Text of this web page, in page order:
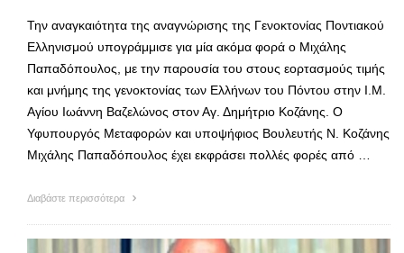
Την αναγκαιότητα της αναγνώρισης της Γενοκτονίας Ποντιακού
Ελληνισμού υπογράμμισε για μία ακόμα φορά ο Μιχάλης
Παπαδόπουλος, με την παρουσία του στους εορτασμούς τιμής
και μνήμης της γενοκτονίας των Ελλήνων του Πόντου στην Ι.Μ.
Αγίου Ιωάννη Βαζελώνος στον Αγ. Δημήτριο Κοζάνης. O
Υφυπουργός Μεταφορών και υποψήφιος Βουλευτής Ν. Κοζάνης
Μιχάλης Παπαδόπουλος έχει εκφράσει πολλές φορές από …
Διαβάστε περισσότερα